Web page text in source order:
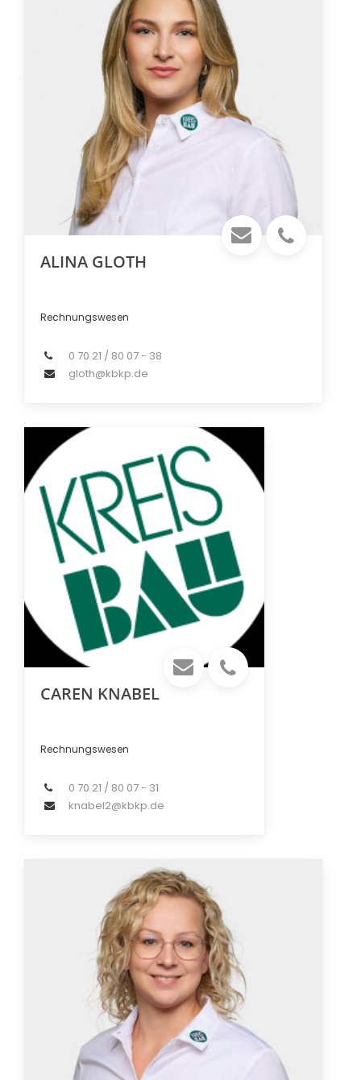
ALINA GLOTH
Rechnungswesen
0 70 21 / 80 07 - 38
gloth@kbkp.de
CAREN KNABEL
Rechnungswesen
0 70 21 / 80 07 - 31
knabel2@kbkp.de